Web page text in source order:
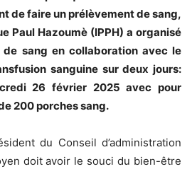
de faire un prélèvement de sang,
Paul Hazoumè (IPPH) a organisé
sang en collaboration avec le
sanguine sur deux jours:
26 février 2025 avec pour
200 porches sang.
du Conseil d’administration
doit avoir le souci du bien-être